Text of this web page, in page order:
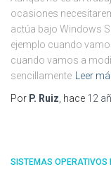
ocasiones
actúa bajo Windows
ejemplo cuando
cuando vamos a
sencillamente
Leer
Por P. Ruiz , hace 12
SISTEMAS OPERATIVOS